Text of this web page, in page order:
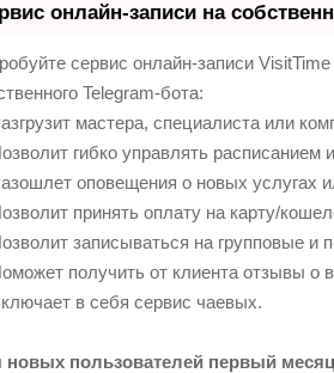
онлайн-записи на
сервис онлайн-записи
Telegram-бота:
мастера, специалиста или
гибко управлять расписанием и
оповещения о новых услугах
принять оплату на карту/
записываться на групповые и
получить от клиента отзывы о
в себя сервис чаевых.
новых пользователей первый